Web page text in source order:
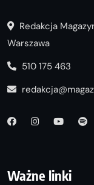
Redakcja
Warszawa
510 175 463
Ważne linki